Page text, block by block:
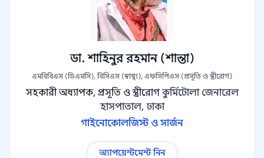
ডা. শাহিনুর রহমান (শান্তা)
এমবিবিএস (ডিএমসি), বিসিএস (স্বাস্থ্য), এফসিপিএস (প্রসূতি ও স্ত্রীরোগ)
সহকারী অধ্যাপক, প্রসূতি ও স্ত্রীরোগ কুর্মিটোলা জেনারেল
হাসপাতাল, ঢাকা
গাইনোকোলজিস্ট ও সার্জন
অ্যাপয়েন্টমেন্ট নিন